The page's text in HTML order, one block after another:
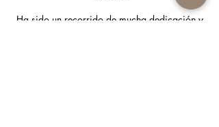
Ha sido un recorrido de mucha dedicación y